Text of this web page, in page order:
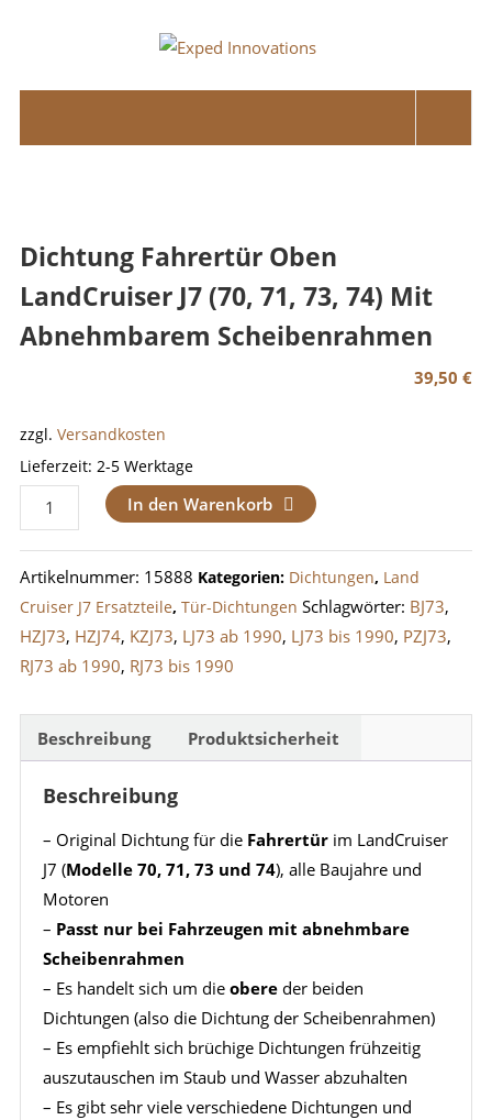
Exped
Adventure
Dichtung Fahrertür Oben
LandCruiser J7 (70, 71, 73, 74) Mit
Abnehmbarem Scheibenrahmen
39,50€
zzgl. Versandkosten
Lieferzeit: 2-5 Werktage
Dichtung
Fahrertür
oben
LandCruiser
J7
(70,
71,
74)
mit
abnehmbarem
In den Warenkorb
Artikelnummer: 15888 Kategorien: Dichtungen, Land
Cruiser J7 Ersatzteile, Tür-Dichtungen Schlagwörter: BJ73,
HZJ73, HZJ74, KZJ73, LJ73 ab 1990, LJ73 bis 1990, PZJ73,
RJ73 ab 1990, RJ73 bis 1990
Beschreibung Produktsicherheit
Beschreibung
– Original Dichtung für die Fahrertürim LandCruiser
J7 (Modelle 70, 71, 73 und 74), alle Baujahre und
Motoren
– Passt nur bei Fahrzeugen mit abnehmbare
Scheibenrahmen
– Es handelt sich um die obereder beiden
Dichtungen (also die Dichtung der Scheibenrahmen)
– Es empfiehlt sich brüchige Dichtungen frühzeitig
auszutauschen im Staub und Wasser abzuhalten
– Es gibt sehr viele verschiedene Dichtungen und